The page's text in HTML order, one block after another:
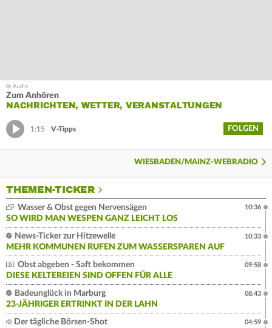
Zum Anhören
NACHRICHTEN, WETTER, VERANSTALTUNGEN
1:15 V-Tipps FOLGEN
WIESBADEN/MAINZ-WEBRADIO
THEMEN-TICKER
Wasser & Obst gegen Nervensägen
SO WIRD MAN WESPEN GANZ LEICHT LOS
10:36
News-Ticker zur Hitzewelle
MEHR KOMMUNEN RUFEN ZUM WASSERSPAREN AUF
10:33
Obst abgeben - Saft bekommen
DIESE KELTEREIEN SIND OFFEN FÜR ALLE
09:58
Badeunglück in Marburg
23-JÄHRIGER ERTRINKT IN DER LAHN
08:43
Der tägliche Börsen-Shot
04:59